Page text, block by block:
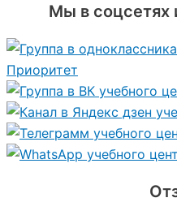
Мы в соцсетях